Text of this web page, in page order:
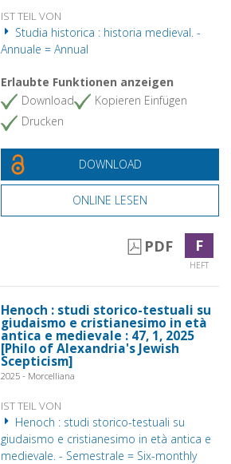
IST TEIL VON
Studia historica : historia medieval. -
Annuale = Annual
Erlaubte Funktionen anzeigen
Download
Kopieren Einfügen
Drucken
DOWNLOAD
ONLINE LESEN
PDF F
HEFT
Henoch : studi storico-testuali su
giudaismo e cristianesimo in età
antica e medievale : 47, 1, 2025
[Philo of Alexandria's Jewish
Scepticism]
2025 - Morcelliana
IST TEIL VON
Henoch : studi storico-testuali su
giudaismo e cristianesimo in età antica e
medievale. - Semestrale = Six-monthly